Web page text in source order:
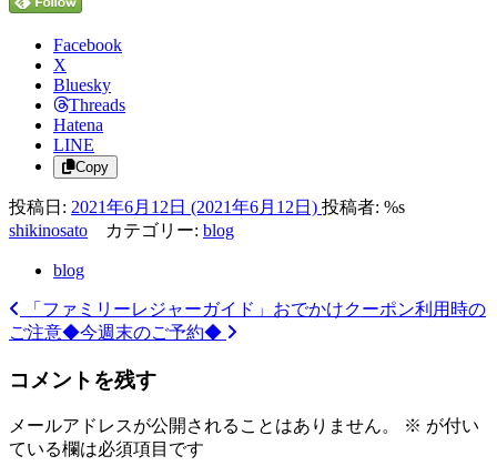
Facebook
X
Bluesky
Threads
Hatena
LINE
Copy
投稿日: 2021年6月12日 (2021年6月12日) 投稿者: %s
shikinosato
カテゴリー: blog
blog
投
稿
ナ
ビ
ゲ
「ファミリーレジャーガイド」おでかけクーポン利用時の
ご注意◆今週末のご予約◆
コメントを残す
メールアドレスが公開されることはありません。 ※ が付い
ている欄は必須項目です